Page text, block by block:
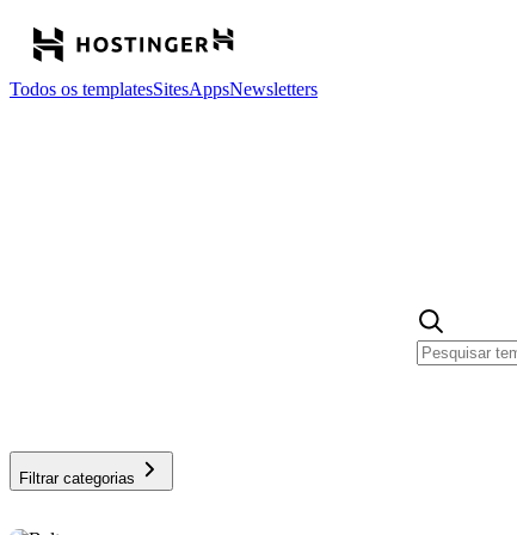
Todos os templatesSitesAppsNewsletters
Filtrar categorias